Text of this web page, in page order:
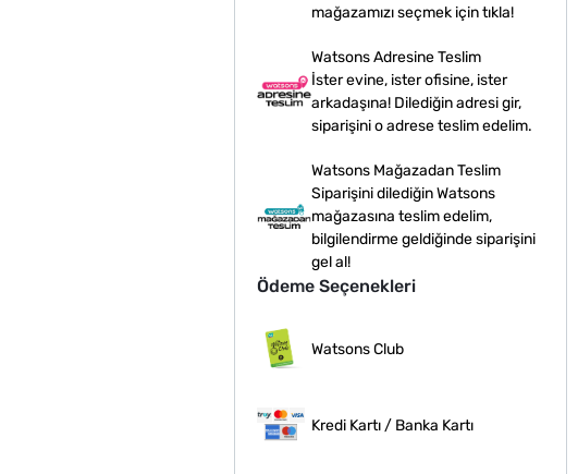
mağazamızı seçmek için tıkla!
Watsons Adresine Teslim
İster evine, ister ofisine, ister
arkadaşına! Dilediğin adresi gir,
siparişini o adrese teslim edelim.
Watsons Mağazadan Teslim
Siparişini dilediğin Watsons
mağazasına teslim edelim,
bilgilendirme geldiğinde siparişini
gel al!
Ödeme Seçenekleri
Watsons Club
Kredi Kartı / Banka Kartı